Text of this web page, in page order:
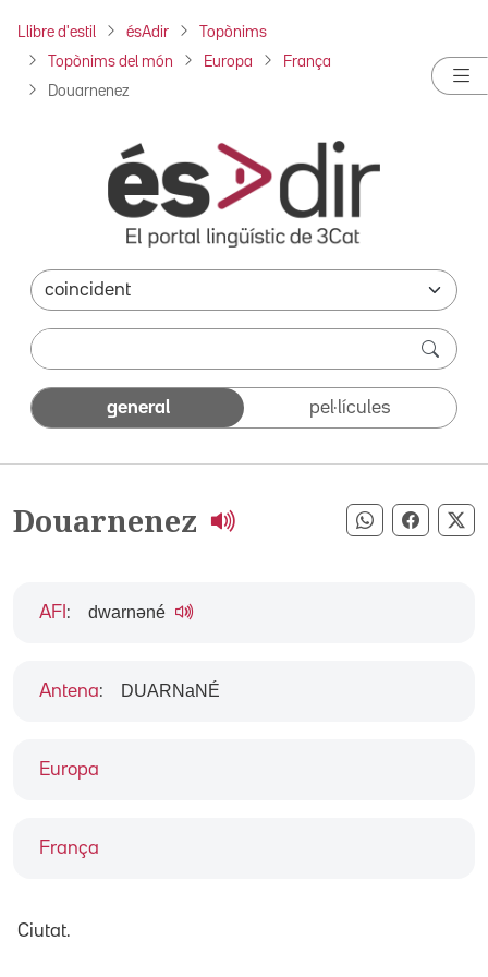
Llibre d'estil ésAdir Topònims
Topònims del món Europa França
Douarnenez
general pel·lícules
Douarnenez Compartir
Europa
França
AFI : dwarnəné
Antena: DUARNaNÉ
Ciutat.